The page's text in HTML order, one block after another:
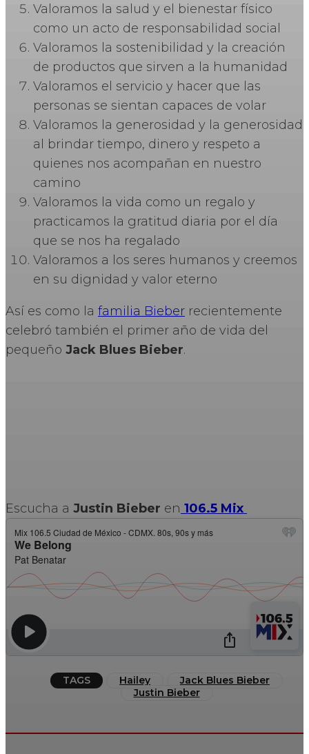
Valoramos la salud y el bienestar físico
como un acto de responsabilidad social
Valoramos la sostenibilidad y la creación
de productos que sirven a la humanidad
Valoramos el servicio y hacer que las
personas se sientan capaces de volar
Valoramos la generosidad y la generosidad
al brindar tiempo, dinero y respeto a
quienes nos acompañan en nuestro
camino
Valoramos la vida como un regalo y
practicamos la gratitud diaria por el día
que se nos ha regalado
Valoramos a los seres humanos y creemos
en su dignidad y valor eterno
Así es como la familia Bieber recientemente
celebró también el primer año de vida del
pequeño Jack Blues Bieber.
Escucha a Justin Bieber en 106.5 Mix
TAGS Hailey
Jack Blues Bieber
Justin Bieber